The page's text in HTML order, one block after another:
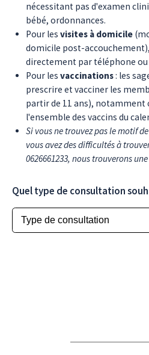
nécessitant pas d'examen
bébé, ordonnances.
Pour lesvisites à domicile
domicile post-
directement par téléphone ou
Pour lesvaccinations: les
prescrire et vacciner les
partir de 11 ans), notamment
l'ensemble des vaccins du
Si vous ne trouvez pas le motif
vous avez des difficultés à
0626661233, nous trouverons
Quel type de consultation